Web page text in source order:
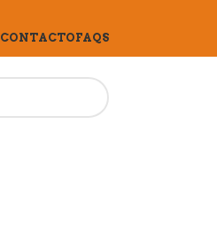
CONTACTOFAQS